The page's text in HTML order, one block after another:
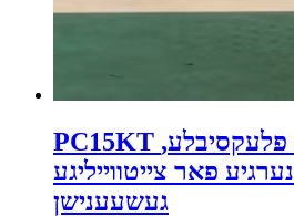
PC15KT אין שפאניע: פלעקסיבלע,
פאר צייטווייליגע
געשעענישן